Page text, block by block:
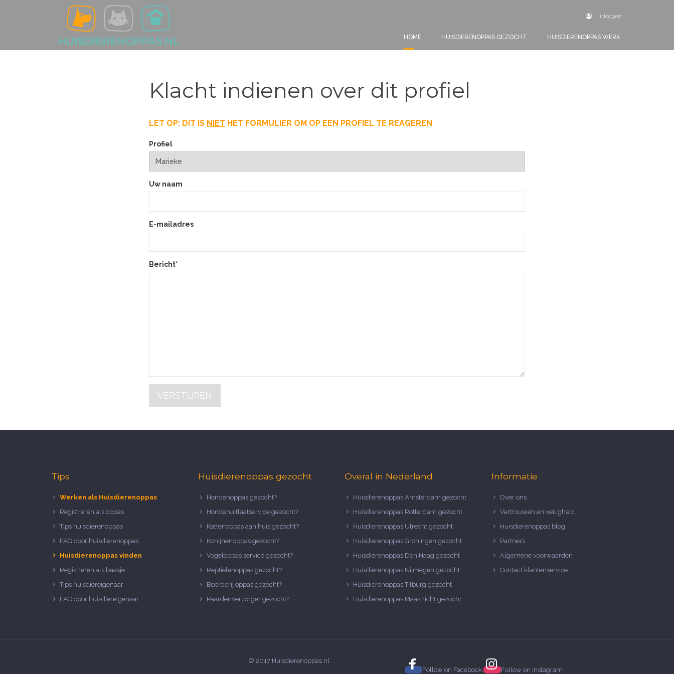
Inloggen
HOME HUISDIERENOPPAS GEZOCHT HUISDIERENOPPAS WERK
Klacht indienen over dit profiel
LET OP: DIT IS NIET HET FORMULIER OM OP EEN PROFIEL TE REAGEREN
Profiel
Uw naam
E-mailadres
Bericht*
VERSTUREN
Tips
Werken als Huisdierenoppas
Registreren als oppas
Tips huisdierenoppas
FAQ door huisdierenoppas
Huisdierenoppas vinden
Registreren als baasje
Tips huisdiereigenaar
FAQ door huisdiereigenaar
Huisdierenoppas gezocht
Hondenoppas gezocht?
Hondenuitlaatservice gezocht?
Kattenoppas aan huis gezocht?
Konijnenoppas gezocht?
Vogeloppas service gezocht?
Reptielenoppas gezocht?
Boerderij oppas gezocht?
Paardenverzorger gezocht?
Overal in Nederland
Huisdierenoppas Amsterdam gezocht
Huisdierenoppas Rotterdam gezocht
Huisdierenoppas Utrecht gezocht
Huisdierenoppas Groningen gezocht
Huisdierenoppas Den Haag gezocht
Huisdierenoppas Nijmegen gezocht
Huisdierenoppas Tilburg gezocht
Huisdierenoppas Maastricht gezocht
Informatie
Over ons
Vertrouwen en veiligheid
Huisdierenoppas blog
Partners
Algemene voorwaarden
Contact klantenservice
© 2017 Huisdierenoppas.nl
Follow on Facebook Follow on Instagram